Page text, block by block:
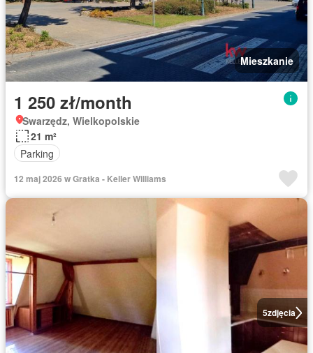
Mieszkanie
1 250 zł/month
Swarzędz, Wielkopolskie
21 m²
Parking
12 maj 2026 w Gratka - Keller Williams
5zdjęcia